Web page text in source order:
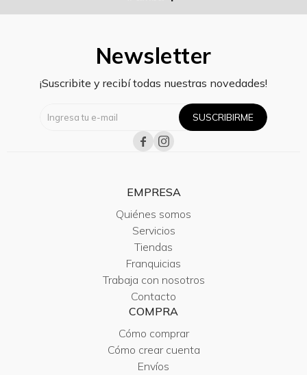
Newsletter
¡Suscribite y recibí todas nuestras novedades!
SUSCRIBIRME
 
EMPRESA
Quiénes somos
Servicios
Tiendas
Franquicias
Trabaja con nosotros
Contacto
COMPRA
Cómo comprar
Cómo crear cuenta
Envíos